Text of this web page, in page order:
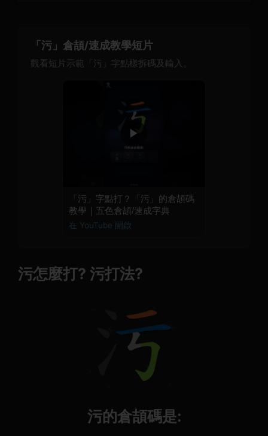
「污」倉頡/速成教學短片
觀看短片示範「污」字點樣拆碼及輸入。
▶
「污」字點打？「污」的倉頡碼
教學｜五色倉頡/速成字典
在 YouTube 開啟
污怎麼打? 污打法?
污的倉頡碼是: